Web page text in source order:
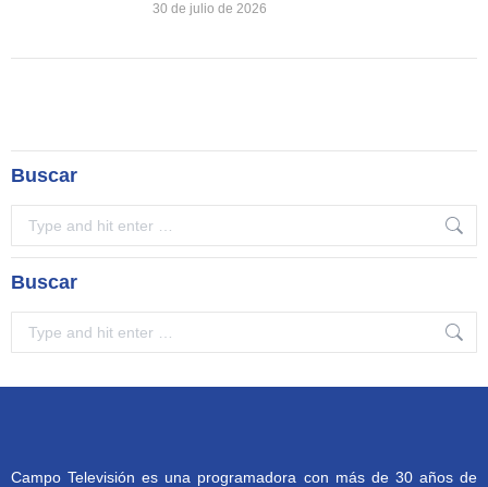
30 de julio de 2026
Buscar
Buscar
Campo Televisión es una programadora con más de 30 años de